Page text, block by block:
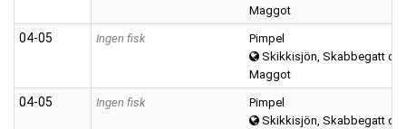
Maggot
04‑05 Ingen fisk
Pimpel
Skikkisjön, Skabbegatt
Maggot
04‑05 Ingen fisk
Pimpel
Skikkisjön, Skabbegatt